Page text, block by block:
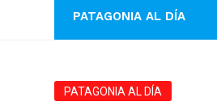
PATAGONIA AL DÍA
PATAGONIA AL DÍA